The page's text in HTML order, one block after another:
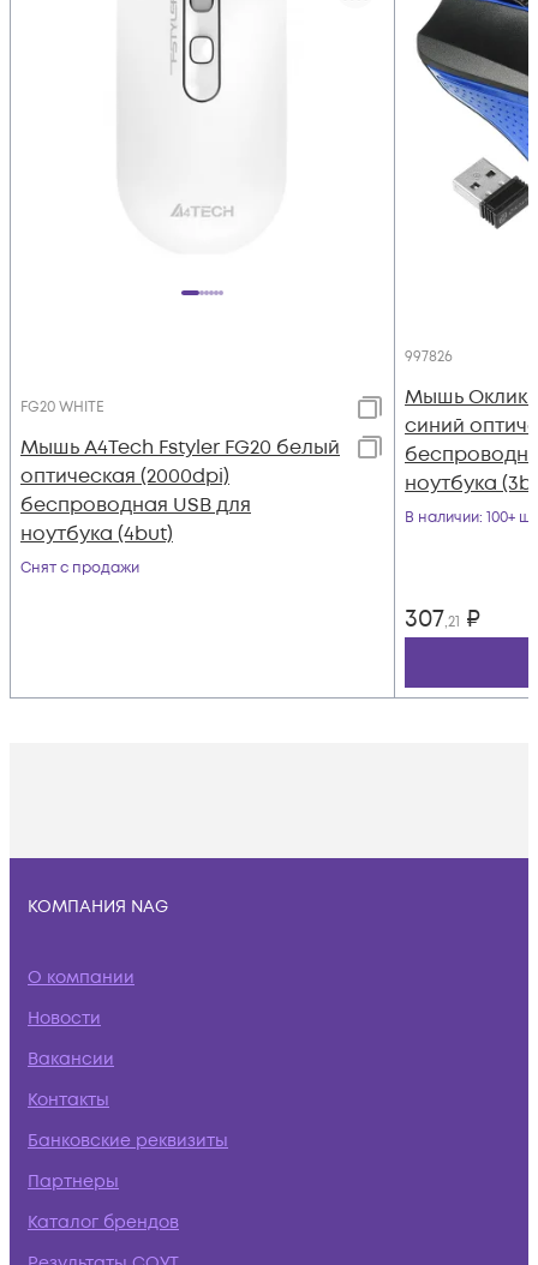
FG20 WHITE
Мышь A4Tech Fstyler FG20 белый
оптическая (2000dpi)
беспроводная USB для
ноутбука (4but)
Снят с продажи
997826
Мышь Оклик
синий
ноутбука
В наличии: 100+ шт
307,21 ₽
КОМПАНИЯ NAG
О компании
Новости
Вакансии
Контакты
Банковские реквизиты
Партнеры
Каталог брендов